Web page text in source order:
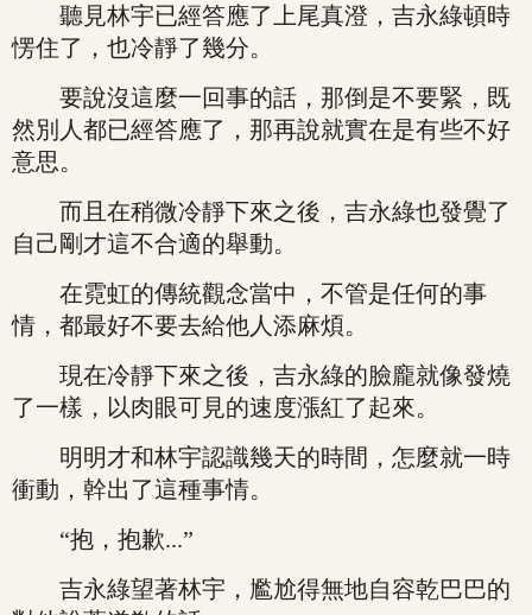
聽見林宇已經答應了上尾真澄，吉永綠頓時
愣住了，也冷靜了幾分。
要說沒這麼一回事的話，那倒是不要緊，既
然別人都已經答應了，那再說就實在是有些不好
意思。
而且在稍微冷靜下來之後，吉永綠也發覺了
自己剛才這不合適的舉動。
在霓虹的傳統觀念當中，不管是任何的事
情，都最好不要去給他人添麻煩。
現在冷靜下來之後，吉永綠的臉龐就像發燒
了一樣，以肉眼可見的速度漲紅了起來。
明明才和林宇認識幾天的時間，怎麼就一時
衝動，幹出了這種事情。
“抱，抱歉...”
吉永綠望著林宇，尷尬得無地自容乾巴巴的